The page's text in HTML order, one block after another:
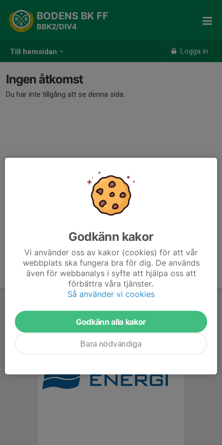
Till hemsidan Logga in
BODENS BK FF
BBK2/DIV4
Ingen åtkomst
Du har inte tillgång att se denna sida.
Godkänn kakor
Vi använder oss av kakor (cookies) för att vår
webbplats ska fungera bra för dig. De används
även för webbanalys i syfte att hjälpa oss att
förbättra våra tjänster.
Så använder vi cookies
Godkänn alla kakor
Bara nödvändiga